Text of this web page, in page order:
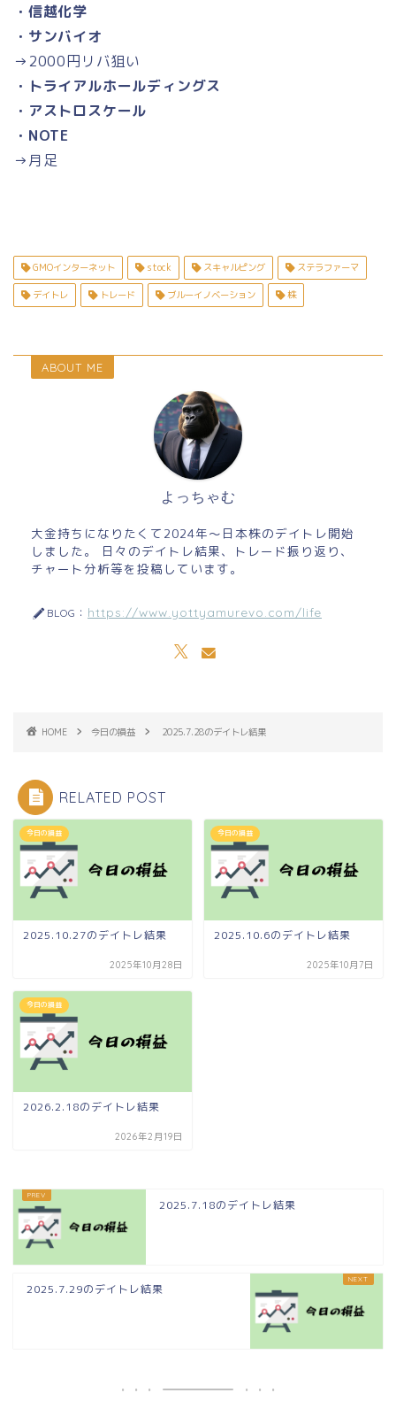
・信越化学
・サンバイオ
→2000円リバ狙い
・トライアルホールディングス
・アストロスケール
・NOTE
→月足
GMOインターネット stock スキャルピング ステラファーマ
デイトレ トレード ブルーイノベーション 株
ABOUT ME
よっちゃむ
大金持ちになりたくて2024年～日本株のデイトレ開始
しました。 日々のデイトレ結果、トレード振り返り、
チャート分析等を投稿しています。
BLOG： https://www.yottyamurevo.com/life
HOME 今日の損益 2025.7.28のデイトレ結果
RELATED POST
今日の損益
2025.10.27のデイトレ結果
2025年10月28日
今日の損益
2025.10.6のデイトレ結果
2025年10月7日
今日の損益
2026.2.18のデイトレ結果
2026年2月19日
2025.7.18のデイトレ結果
2025.7.29のデイトレ結果